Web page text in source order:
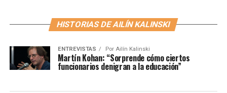
HISTORIAS DE AILÍN KALINSKI
ENTREVISTAS Por Ailín Kalinski
Martín Kohan: “Sorprende cómo ciertos
funcionarios denigran a la educación”